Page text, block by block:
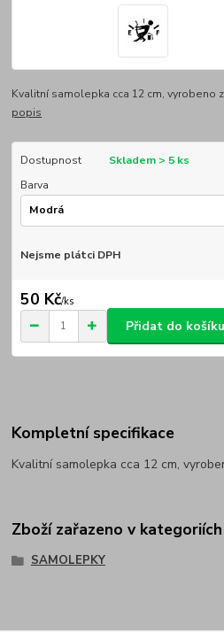
Kvalitní samolepka cca 12 cm,
popis
Dostupnost
Skladem > 5 ks
Barva
Nejsme plátci DPH
50 Kč/ks
Přidat do košíku
Kompletní specifikace
Kvalitní samolepka cca 12 cm,
Zboží zařazeno v kategoriích
SAMOLEPKY